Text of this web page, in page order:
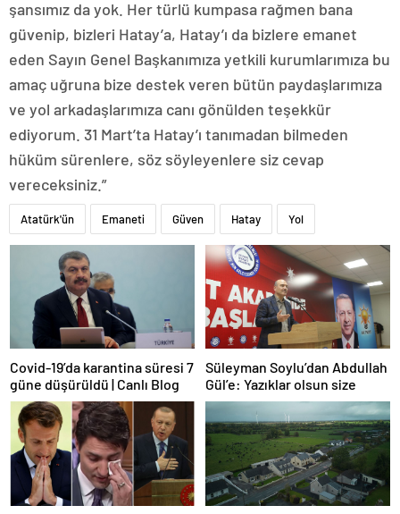
şansımız da yok. Her türlü kumpasa rağmen bana
güvenip, bizleri Hatay’a, Hatay’ı da bizlere emanet
eden Sayın Genel Başkanımıza yetkili kurumlarımıza bu
amaç uğruna bize destek veren bütün paydaşlarımıza
ve yol arkadaşlarımıza canı gönülden teşekkür
ediyorum. 31 Mart’ta Hatay’ı tanımadan bilmeden
hüküm sürenlere, söz söyleyenlere siz cevap
vereceksiniz.”
Atatürk'ün Emaneti Güven Hatay Yol
Covid-19’da karantina süresi 7
güne düşürüldü | Canlı Blog
Süleyman Soylu’dan Abdullah
Gül’e: Yazıklar olsun size